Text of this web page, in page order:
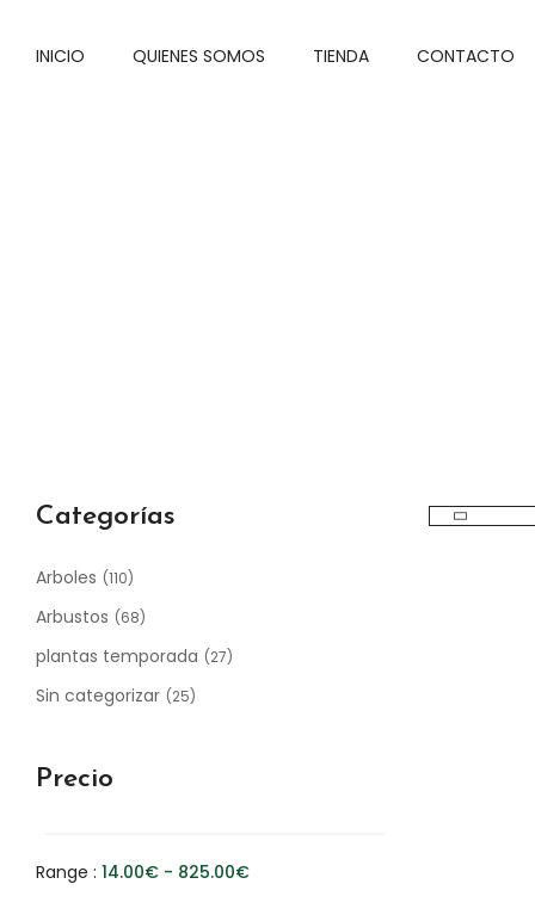
INICIO QUIENES SOMOS TIENDA CONTACTO
Categorías
Arboles (110)
Arbustos (68)
plantas temporada (27)
Sin categorizar (25)
Precio
Range : 14.00€ - 825.00€